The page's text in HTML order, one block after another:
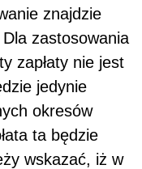
znajdzie
zastosowania
zapłaty nie jest
jedynie
okresów
ta będzie
wskazać, iż w